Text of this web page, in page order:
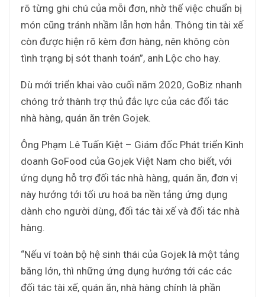
rõ từng ghi chú của mỗi đơn, nhờ thế việc chuẩn bị
món cũng tránh nhầm lẫn hơn hẳn. Thông tin tài xế
còn được hiện rõ kèm đơn hàng, nên không còn
tình trạng bị sót thanh toán”, anh Lộc cho hay.
Dù mới triển khai vào cuối năm 2020, GoBiz nhanh
chóng trở thành trợ thủ đắc lực của các đối tác
nhà hàng, quán ăn trên Gojek.
Ông Phạm Lê Tuấn Kiệt – Giám đốc Phát triển Kinh
doanh GoFood của Gojek Việt Nam cho biết, với
ứng dụng hỗ trợ đối tác nhà hàng, quán ăn, đơn vị
này hướng tới tối ưu hoá ba nền tảng ứng dụng
dành cho người dùng, đối tác tài xế và đối tác nhà
hàng.
“Nếu ví toàn bộ hệ sinh thái của Gojek là một tảng
băng lớn, thì những ứng dụng hướng tới các các
đối tác tài xế, quán ăn, nhà hàng chính là phần